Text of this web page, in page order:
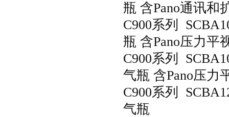
瓶 含Pano通讯和
C900系列
瓶 含Pano压力平
C900系列
气瓶 含Pano压力
C900系列
气瓶